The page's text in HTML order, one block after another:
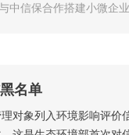
中信保合作搭建小微企
名单
对象列入环境影响评